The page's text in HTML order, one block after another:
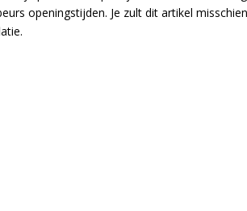
openingstijden. Je zult dit artikel